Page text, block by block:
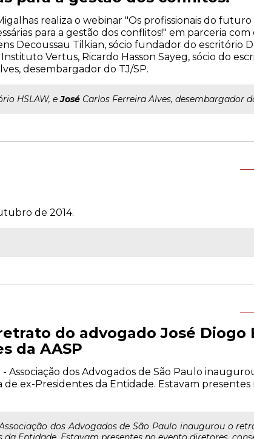
realiza o webinar "Os profissionais do futuro
para a gestão dos conflitos!" em parceria
Decoussau Tilkian, sócio fundador do escritório
Vertus, Ricardo Hasson Sayeg, sócio do
desembargador do TJ/SP.
HSLAW, eJosé Carlos Ferreira Alves, desembargador
de 2014.
do advogado José Diogo
da AASP
- Associação dos Advogados de São Paulo
de ex-Presidentes da Entidade. Estavam
dos Advogados de São Paulo inaugurou o